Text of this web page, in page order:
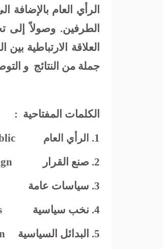
الرأي العام بالإضافة
الطرفين. وصولاً إلى
العلاقة الارتباطية
جملة من النتائج و
الكلمات المفتاحية :
.1 الرأي العام
2. صنع القرار
3. سياسات عامة
4. نخب سياسية
5. البدائل السياسية